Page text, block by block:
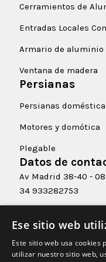
Cerramientos de
Entradas Locales
Armario de aluminio
Ventana de madera
Persianas
Persianas
Motores y domótica
Plegable
Datos de
Av Madrid 38-40 -
34 933282753
Tel 933008270
Carrer Duero, 17
Ese sitio web
Este sitio web usa
utilizar nuestro sitio web,